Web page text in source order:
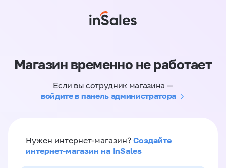
Магазин временно не работает
Если вы сотрудник магазина —
войдите в панель администратора
Нужен интернет-магазин? Создайте
интернет-магазин на InSales